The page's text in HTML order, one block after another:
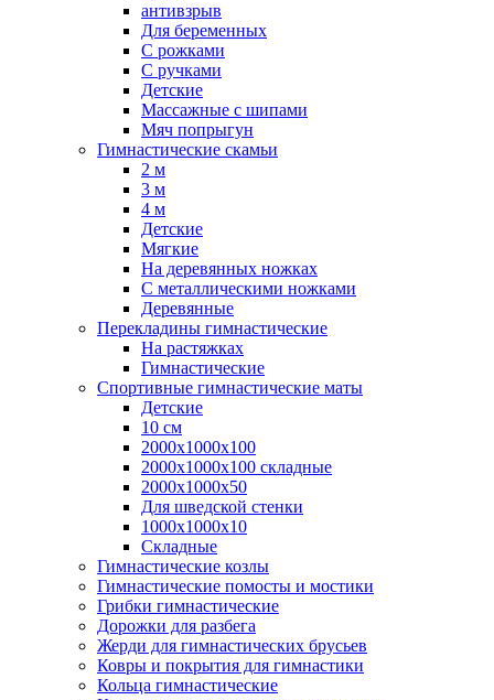
антивзрыв
Для беременных
С рожками
С ручками
Детские
Массажные с шипами
Мяч попрыгун
Гимнастические скамьи
2 м
3 м
4 м
Детские
Мягкие
На деревянных ножках
С металлическими ножками
Деревянные
Перекладины гимнастические
На растяжках
Гимнастические
Спортивные гимнастические маты
Детские
10 см
2000х1000х100
2000х1000х100 складные
2000х1000х50
Для шведской стенки
1000х1000х10
Складные
Гимнастические козлы
Гимнастические помосты и мостики
Грибки гимнастические
Дорожки для разбега
Жерди для гимнастических брусьев
Ковры и покрытия для гимнастики
Кольца гимнастические